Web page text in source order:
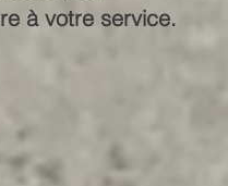
à votre service.